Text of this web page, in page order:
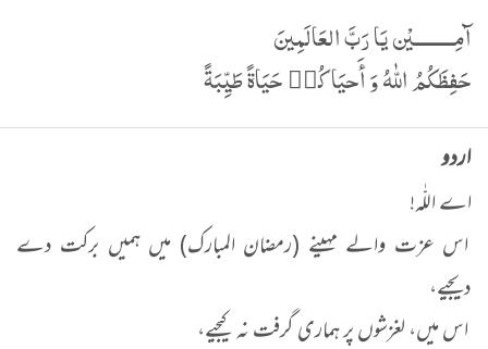
آمِـــــــــيْن يَا رَبَّ العَالَمِينَ
حَفِظَكُمُ اللّٰهُ وَ أَحيَاكُم٘ حَيَاةً طَيِّبَةً
اردو
اے اللّٰہ!
اس عزت والے مہینے (رمضان المبارک) میں ہمیں برکت دے
دیجیے،
اس میں، لغزشوں پر ہماری گرفت نہ کیجیے،